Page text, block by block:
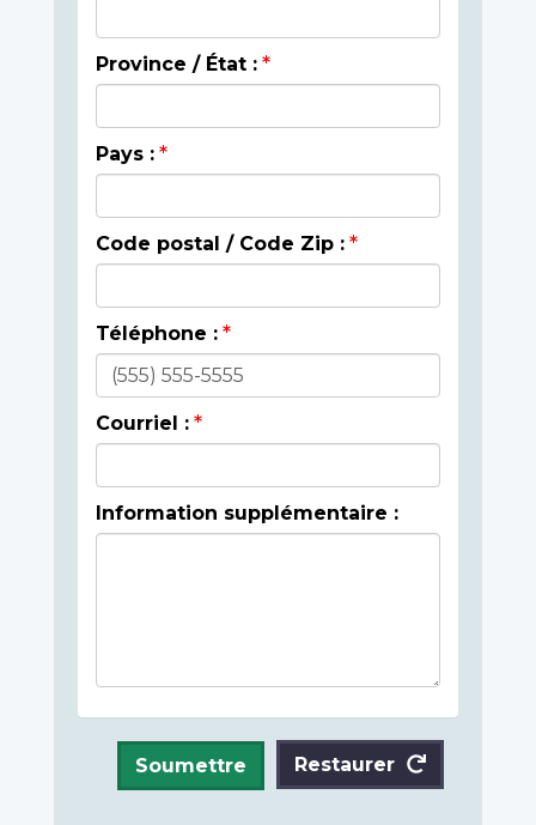
Province / État :
Pays :
Code postal / Code Zip :
Téléphone :
Courriel :
Information supplémentaire :
Soumettre Restaurer